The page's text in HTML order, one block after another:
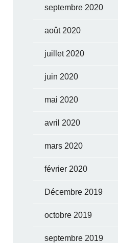
septembre 2020
août 2020
juillet 2020
juin 2020
mai 2020
avril 2020
mars 2020
février 2020
Décembre 2019
octobre 2019
septembre 2019